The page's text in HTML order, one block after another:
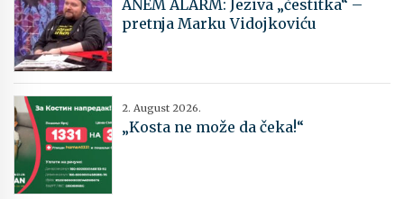
ANEM ALARM: Jeziva „čestitka“ –
pretnja Marku Vidojkoviću
2. August 2026.
„Kosta ne može da čeka!“